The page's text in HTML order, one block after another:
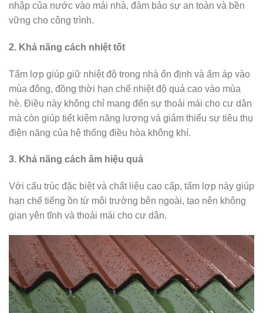
nhập của nước vào mái nhà, đảm bảo sự an toàn và bền
vững cho công trình.
2. Khả năng cách nhiệt tốt
Tấm lợp giúp giữ nhiệt độ trong nhà ổn định và ấm áp vào
mùa đông, đồng thời hạn chế nhiệt độ quá cao vào mùa
hè. Điều này không chỉ mang đến sự thoải mái cho cư dân
mà còn giúp tiết kiệm năng lượng và giảm thiểu sự tiêu thụ
điện năng của hệ thống điều hòa không khí.
3. Khả năng cách âm hiệu quả
Với cấu trúc đặc biệt và chất liệu cao cấp, tấm lợp này giúp
hạn chế tiếng ồn từ môi trường bên ngoài, tạo nên không
gian yên tĩnh và thoải mái cho cư dân.